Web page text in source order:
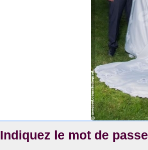
Indiquez le mot de